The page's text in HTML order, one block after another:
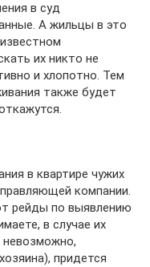
в суд
А жильцы в это
их никто не
и хлопотно. Тем
также будет
в квартире чужих
компании.
рейды по выявлению
в случае их
невозможно,
придется